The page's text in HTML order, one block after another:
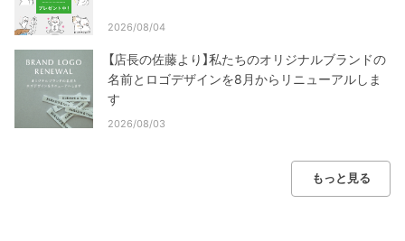
2026/08/04
【店長の佐藤より】私たちのオリジナルブランドの
名前とロゴデザインを8月からリニューアルしま
す
2026/08/03
もっと見る